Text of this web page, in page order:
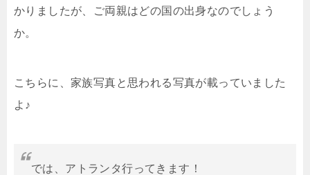
かりましたが、ご両親はどの国の出身なのでしょう
か。
こちらに、家族写真と思われる写真が載っていました
よ♪
では、アトランタ行ってきます！